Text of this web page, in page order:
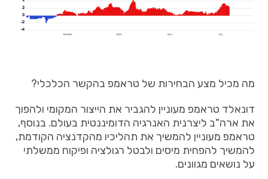
מה מכיל מצע הבחירות של טראמפ בהקשר הכלכלי?
דונאלד טראמפ מעוניין להגביר את הייצור המקומי ולהפוך
את ארה"ב ליצרנית האנרגיה הדומיננטית בעולם. בנוסף,
טראמפ מעוניין להמשיך את תהליכיו מהקדנציה הקודמת,
להמשיך להפחית מיסים ולבטל רגולציה ופיקוח ממשלתי
על נושאים מגוונים.